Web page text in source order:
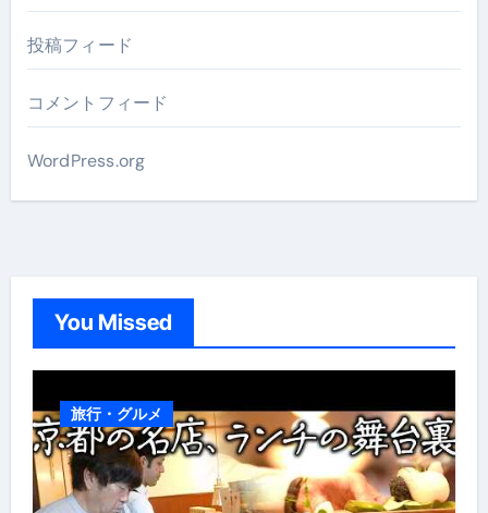
投稿フィード
コメントフィード
WordPress.org
You Missed
旅行・グルメ